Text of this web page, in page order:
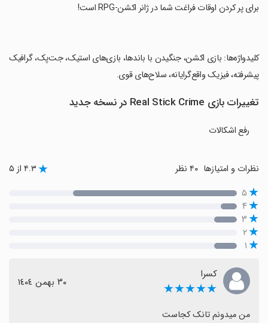
برای پر کردن اوقات فراغت شما در ژانر اکشن-RPG است!
‏کلیدواژه‌ها: بازی اکشن، جنگیدن با باندها، بازی‌های استیک، جت‌پک، گرافیک
پیشرفته، فیزیک واقع‌گرایانه، سلاح‌های قوی.
تغییرات بازی Real Stick Crime در نسخه جدید
رفع اشکالات
نظرات و امتیازها ۴.۳ از ۵
۵
۴
۳
۲
۱
کسرا
★★★★★ ٣٠ بهمن ١٤٠٤
من میدونم تانک کجاست